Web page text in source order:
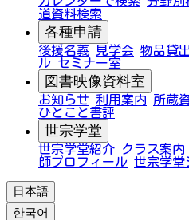
道資料検索
各種申請
後援名義 見学会 物品貸
ル セミナー室
図書映像資料室
お知らせ 利用案内 所蔵
ひとこと書評
世宗学堂
世宗学堂紹介 クラス案内
師プロフィール 世宗学堂
日本語
한국어